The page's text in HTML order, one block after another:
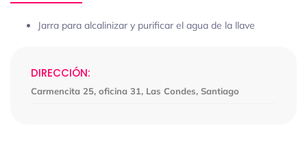
Jarra para alcalinizar y purificar el agua de la llave
DIRECCIÓN:
Carmencita 25, oficina 31, Las Condes, Santiago